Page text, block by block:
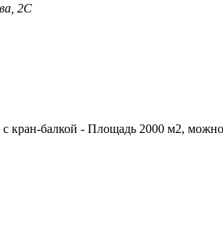
2С
с кран-балкой - Площадь 2000 м2,